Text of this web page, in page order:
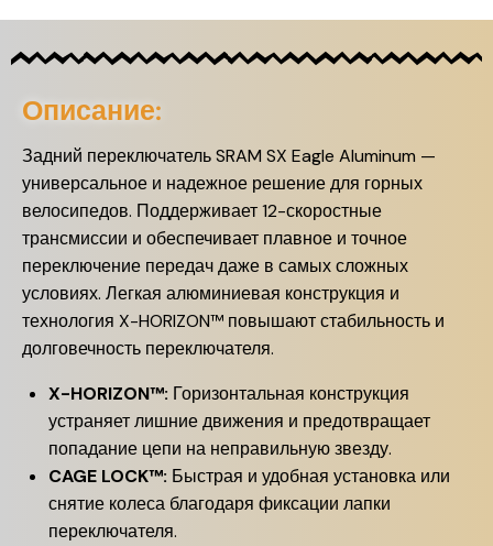
Описание:
Задний переключатель SRAM SX Eagle Aluminum —
универсальное и надежное решение для горных
велосипедов. Поддерживает 12-скоростные
трансмиссии и обеспечивает плавное и точное
переключение передач даже в самых сложных
условиях. Легкая алюминиевая конструкция и
технология X-HORIZON™ повышают стабильность и
долговечность переключателя.
X-HORIZON™: Горизонтальная конструкция
устраняет лишние движения и предотвращает
попадание цепи на неправильную звезду.
CAGE LOCK™: Быстрая и удобная установка или
снятие колеса благодаря фиксации лапки
переключателя.